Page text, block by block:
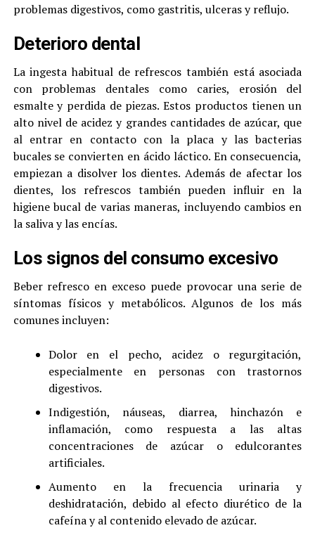
problemas digestivos, como gastritis, ulceras y reflujo.
Deterioro dental
La ingesta habitual de refrescos también está asociada
con problemas dentales como caries, erosión del
esmalte y perdida de piezas. Estos productos tienen un
alto nivel de acidez y grandes cantidades de azúcar, que
al entrar en contacto con la placa y las bacterias
bucales se convierten en ácido láctico. En consecuencia,
empiezan a disolver los dientes. Además de afectar los
dientes, los refrescos también pueden influir en la
higiene bucal de varias maneras, incluyendo cambios en
la saliva y las encías.
Los signos del consumo excesivo
Beber refresco en exceso puede provocar una serie de
síntomas físicos y metabólicos. Algunos de los más
comunes incluyen:
Dolor en el pecho, acidez o regurgitación,
especialmente en personas con trastornos
digestivos.
Indigestión, náuseas, diarrea, hinchazón e
inflamación, como respuesta a las altas
concentraciones de azúcar o edulcorantes
artificiales.
Aumento en la frecuencia urinaria y
deshidratación, debido al efecto diurético de la
cafeína y al contenido elevado de azúcar.